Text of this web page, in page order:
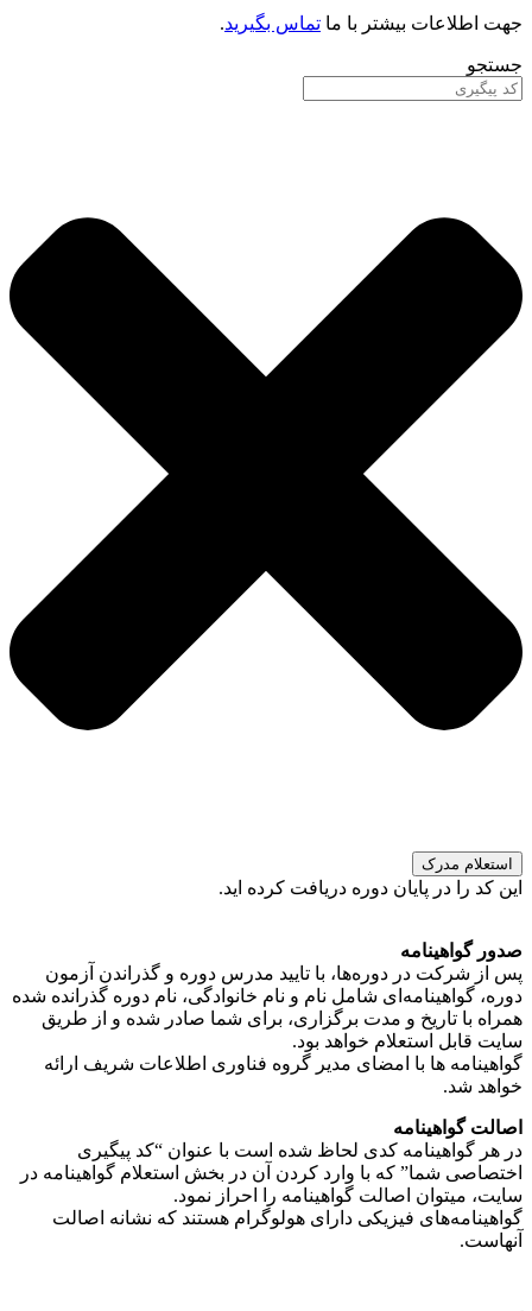
جهت اطلاعات بیشتر با ما تماس بگیرید.
جستجو
استعلام مدرک
این کد را در پایان دوره دریافت کرده اید.
صدور گواهینامه
پس از شرکت در دوره‌ها، با تایید مدرس دوره و گذراندن آزمون
دوره، گواهینامه‌ای شامل نام و نام خانوادگی، نام دوره گذرانده شده
همراه با تاریخ و مدت برگزاری، برای شما صادر شده و از طریق
سایت قابل استعلام خواهد بود.
گواهینامه ها با امضای مدیر گروه فناوری اطلاعات شریف ارائه
خواهد شد.
اصالت گواهینامه
در هر گواهینامه کدی لحاظ شده است با عنوان “کد پیگیری
اختصاصی شما” که با وارد کردن آن در بخش استعلام گواهینامه در
سایت، میتوان اصالت گواهینامه را احراز نمود.
گواهینامه‌های فیزیکی دارای هولوگرام هستند که نشانه اصالت
آنهاست.